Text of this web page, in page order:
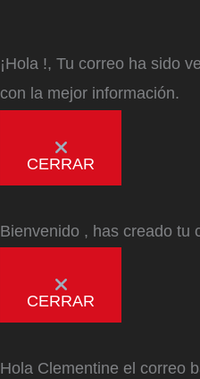
¡Hola !, Tu correo ha sido
con la mejor información.
CERRAR
Bienvenido , has creado tu
CERRAR
Hola Clementine el correo